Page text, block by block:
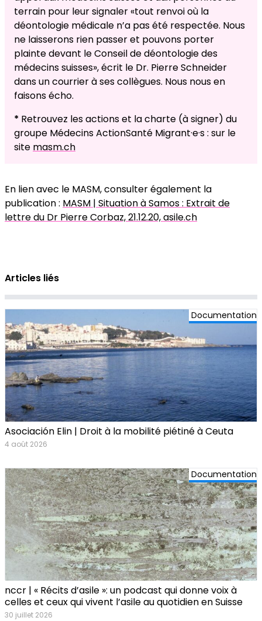
terrain pour leur signaler «tout renvoi où la
déontologie médicale n’a pas été respectée. Nous
ne laisserons rien passer et pouvons porter
plainte devant le Conseil de déontologie des
médecins suisses», écrit le Dr. Pierre Schneider
dans un courrier à ses collègues. Nous nous en
faisons écho.
* Retrouvez les actions et la charte (à signer) du
groupe Médecins ActionSanté Migrant·e·s : sur le
site masm.ch
En lien avec le MASM, consulter également la
publication : MASM | Situation à Samos : Extrait de
lettre du Dr Pierre Corbaz, 21.12.20, asile.ch
Articles liés
Documentation
Asociación Elin | Droit à la mobilité piétiné à Ceuta
4 août 2026
Documentation
nccr | « Récits d’asile »: un podcast qui donne voix à
celles et ceux qui vivent l’asile au quotidien en Suisse
30 juillet 2026